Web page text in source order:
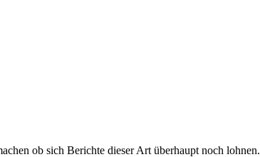
ob sich Berichte dieser Art überhaupt noch lohnen.